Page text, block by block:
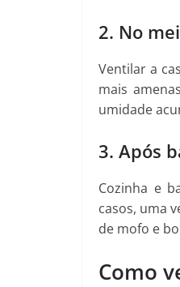
2. No
Ventilar a
mais
umidade
3. Após
Cozinha e
casos, uma
de mofo e
Como